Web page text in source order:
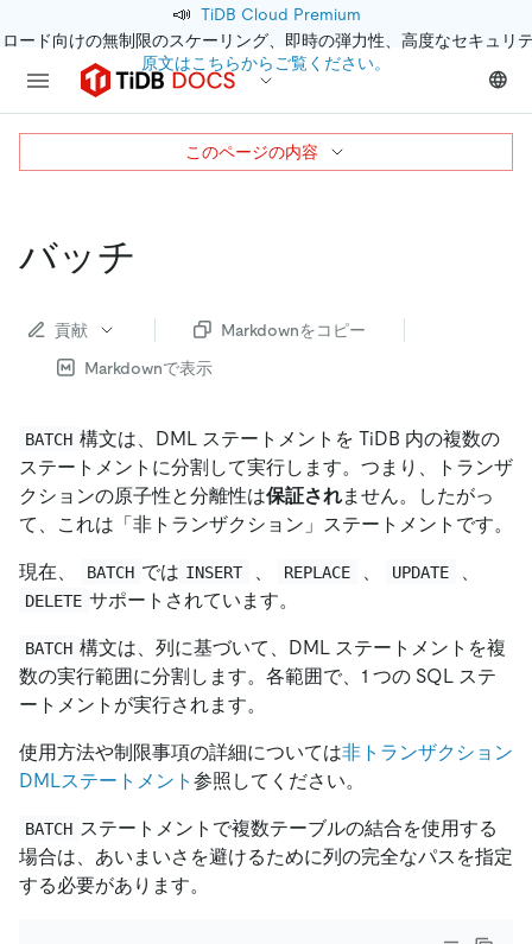
📣 TiDB Cloud Premium
ード向けの無制限のスケーリング、即時の弾力性、高度なセキュリ
原文はこちらからご覧ください。
バッチ
貢献
Markdownをコピー
Markdownで表示
BATCH 構文は、DML ステートメントを TiDB 内の複数の
ステートメントに分割して実行します。つまり、トランザ
クションの原子性と分離性は保証されません。したがっ
て、これは「非トランザクション」ステートメントです。
現在、 BATCH では INSERT REPLACE UPDATE
DELETE サポートされています。
BATCH 構文は、列に基づいて、DML ステートメントを複
数の実行範囲に分割します。各範囲で、1 つの SQL ステ
ートメントが実行されます。
使用方法や制限事項の詳細については非トランザクション
DMLステートメント 参照してください。
BATCH ステートメントで複数テーブルの結合を使用する
場合は、あいまいさを避けるために列の完全なパスを指定
する必要があります。
このページの内容